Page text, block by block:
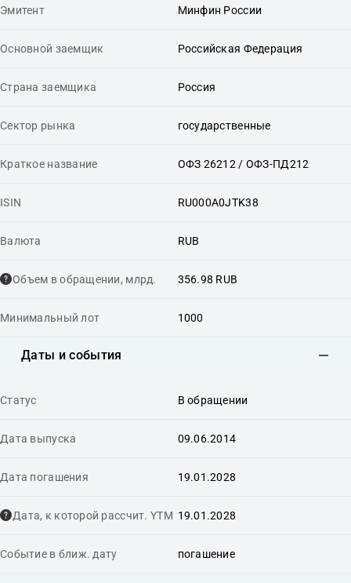
Эмитент Минфин России
Основной заемщик Российская Федерация
Страна заемщика Россия
Сектор рынка государственные
Краткое название ОФЗ 26212 / ОФЗ-ПД212
ISIN RU000A0JTK38
Валюта RUB
Объем в обращении, млрд. 356.98 RUB
Минимальный лот 1000
Даты и события
Статус В обращении
Дата выпуска 09.06.2014
Дата погашения 19.01.2028
Дата, к которой рассчит. YTM 19.01.2028
Событие в ближ. дату погашение